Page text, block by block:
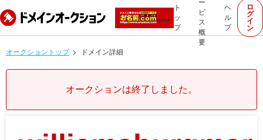
ト
ッ
プ
ー
ビ
ス
概
要
ヘ
ル
プ
ロ
グ
イ
ン
オークショントップ ドメイン詳細
オークションは終了しました。